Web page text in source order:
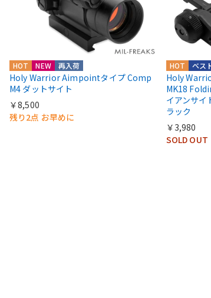
HOT NEW 再入荷
Holy Warrior Aimpointタイプ Comp
M4 ダットサイト
￥8,500
残り2点 お早めに
HOT ベス
Holy
MK18
イアンサイ
ラック
￥3,980
SOLD OUT